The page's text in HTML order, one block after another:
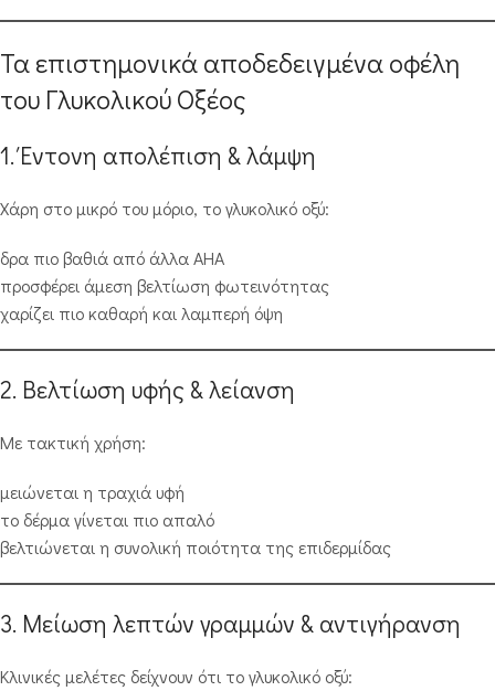
Τα επιστημονικά αποδεδειγμένα οφέλη
του Γλυκολικού Οξέος
1. Έντονη απολέπιση & λάμψη
Χάρη στο μικρό του μόριο, το γλυκολικό οξύ:
δρα πιο βαθιά από άλλα AHA
προσφέρει άμεση βελτίωση φωτεινότητας
χαρίζει πιο καθαρή και λαμπερή όψη
2. Βελτίωση υφής & λείανση
Με τακτική χρήση:
μειώνεται η τραχιά υφή
το δέρμα γίνεται πιο απαλό
βελτιώνεται η συνολική ποιότητα της επιδερμίδας
3. Μείωση λεπτών γραμμών & αντιγήρανση
Κλινικές μελέτες δείχνουν ότι το γλυκολικό οξύ: